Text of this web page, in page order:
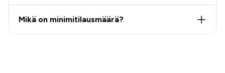
Mikä on minimitilausmäärä?